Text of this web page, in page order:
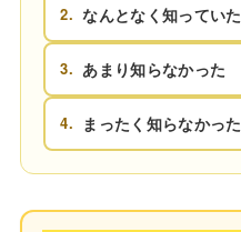
2. なんとなく知っていた
3. あまり知らなかった
4. まったく知らなかった